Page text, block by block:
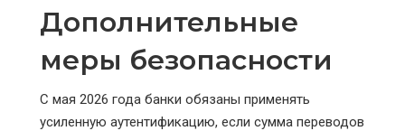
Дополнительные
меры безопасности
С мая 2026 года банки обязаны применять
усиленную аутентификацию, если сумма переводов